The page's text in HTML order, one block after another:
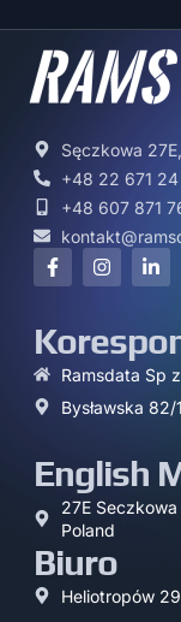
Sęczkowa
+48 22 671
+48 607 871
Ramsdata Sp
Bysławska
English
27E
Poland
Biuro
Heliotropów